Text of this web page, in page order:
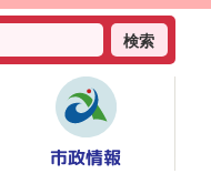
検索
市政情報